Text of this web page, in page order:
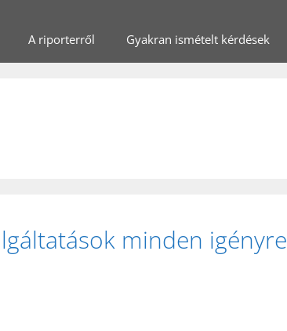
A riporterről Gyakran ismételt kérdések
minden igényre